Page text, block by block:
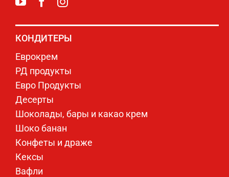
КОНДИТЕРЫ
Еврокрем
РД продукты
Евро Продукты
Десерты
Шоколады, бары и какао крем
Шоко банан
Конфеты и драже
Кексы
Вафли